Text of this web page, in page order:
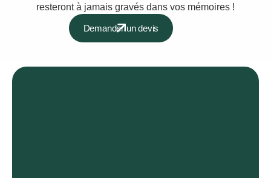
resteront à jamais gravés dans vos mémoires !
Demander un devis